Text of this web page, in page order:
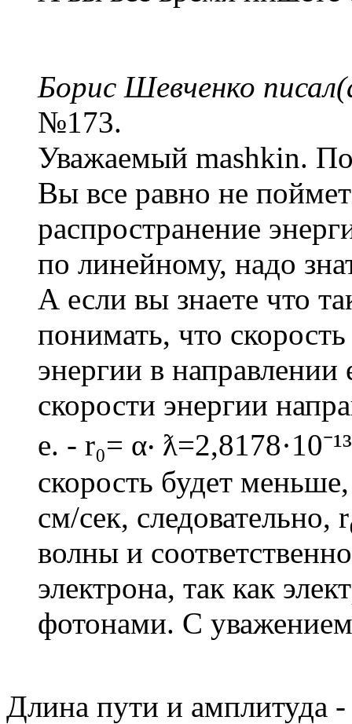
Борис Шевченко
№173.
Уважаемый mashkin.
Вы все равно не
распространение
по линейному, надо
А если вы знаете что
понимать, что
энергии в направлении
скорости энергии
е. - r₀= α‧
скорость будет
см/сек,
волны и
электрона, так как
фотонами. С
Длина пути и амплитуда -